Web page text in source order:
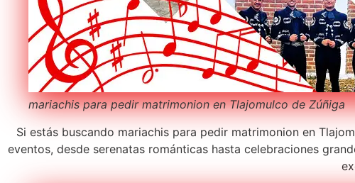
mariachis para pedir matrimonion en Tlajomulco de Zúñiga
Si estás buscando mariachis para pedir matrimonion en
eventos, desde serenatas románticas hasta celebraciones